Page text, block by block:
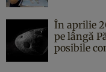
În aprilie
pe lângă
posibile